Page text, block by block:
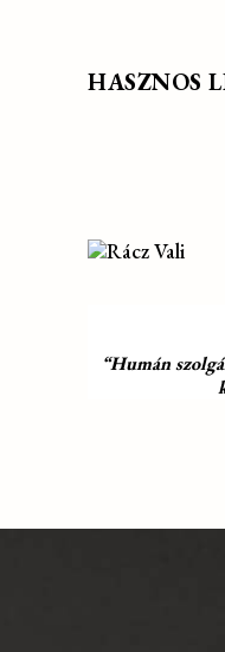
HASZNOS
“Humán